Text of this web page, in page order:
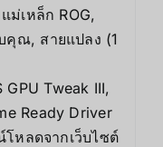
ม่เหล็ก ROG,
คุณ, สายแปลง (1
Tweak III,
Ready Driver
หลดจากเว็บไซต์